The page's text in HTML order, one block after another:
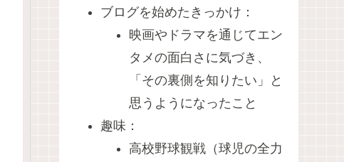
ブログを始めたきっかけ：
映画やドラマを通じてエン
タメの面白さに気づき、
「その裏側を知りたい」と
思うようになったこと
趣味：
高校野球観戦（球児の全力